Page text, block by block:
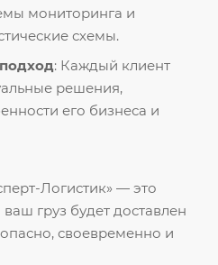
мониторинга и
схемы.
: Каждый клиент
решения,
его бизнеса и
Логистик» — это
груз будет доставлен
своевременно и